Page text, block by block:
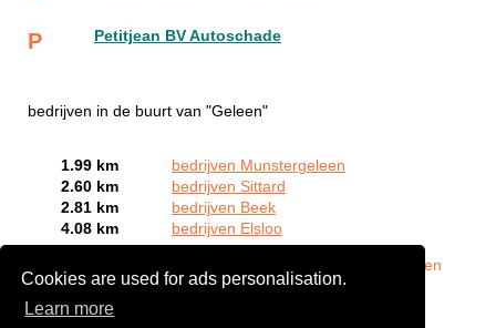
Cookies are used for ads personalisation.
Learn more
P Petitjean BV Autoschade
bedrijven in de buurt van "Geleen"
1.99 km
bedrijven Munstergeleen
2.60 km
bedrijven Sittard
2.81 km
bedrijven Beek
4.08 km
bedrijven Elsloo
Meld een
bedrijf gratis aan